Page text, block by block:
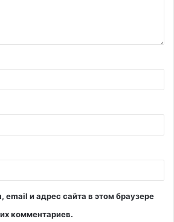
email и адрес сайта в этом браузере
комментариев.